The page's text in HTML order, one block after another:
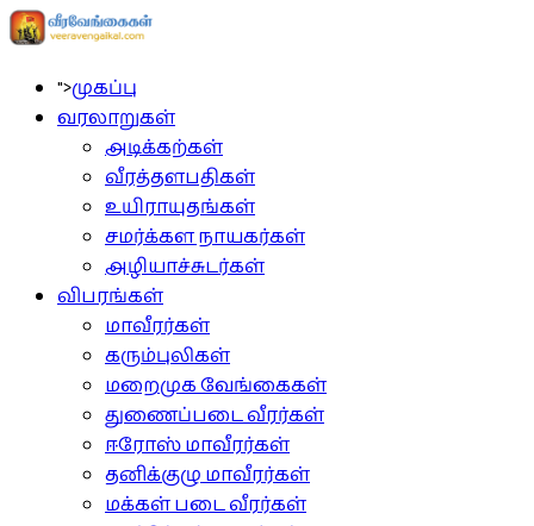
">முகப்பு
வரலாறுகள்
அடிக்கற்கள்
வீரத்தளபதிகள்
உயிராயுதங்கள்
சமர்க்கள நாயகர்கள்
அழியாச்சுடர்கள்
விபரங்கள்
மாவீரர்கள்
கரும்புலிகள்
மறைமுக வேங்கைகள்
துணைப்படை வீரர்கள்
ஈரோஸ் மாவீரர்கள்
தனிக்குழு மாவீரர்கள்
மக்கள் படை வீரர்கள்